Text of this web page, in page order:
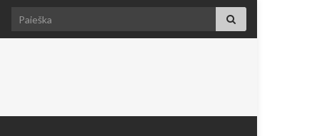
Search for: